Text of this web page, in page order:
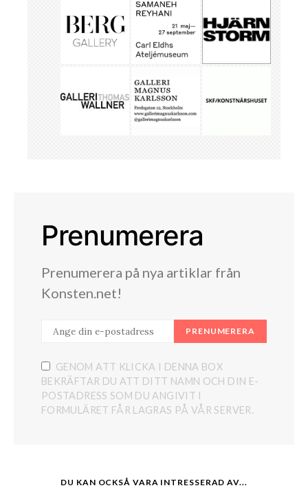
Prenumerera
Prenumerera på nya artiklar från
Konsten.net!
PRENUMERERA
GENOM ATT KLICKA I DENNA BOX
BEKRÄFTAR DU ATT DITT NAMN OCH DIN E-
POSTADRESS SOM DU ANGIVIT I
FORMULÄRET FÅR LAGRAS PÅ VÅR SERVER.
DU KAN OCKSÅ VARA INTRESSERAD AV...